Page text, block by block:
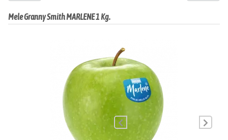
Mele Granny Smith MARLENE 1 Kg.